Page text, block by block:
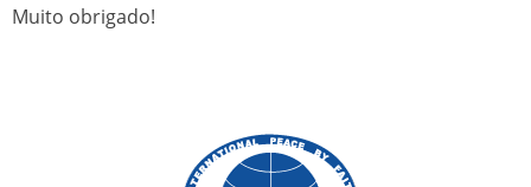
Muito obrigado!